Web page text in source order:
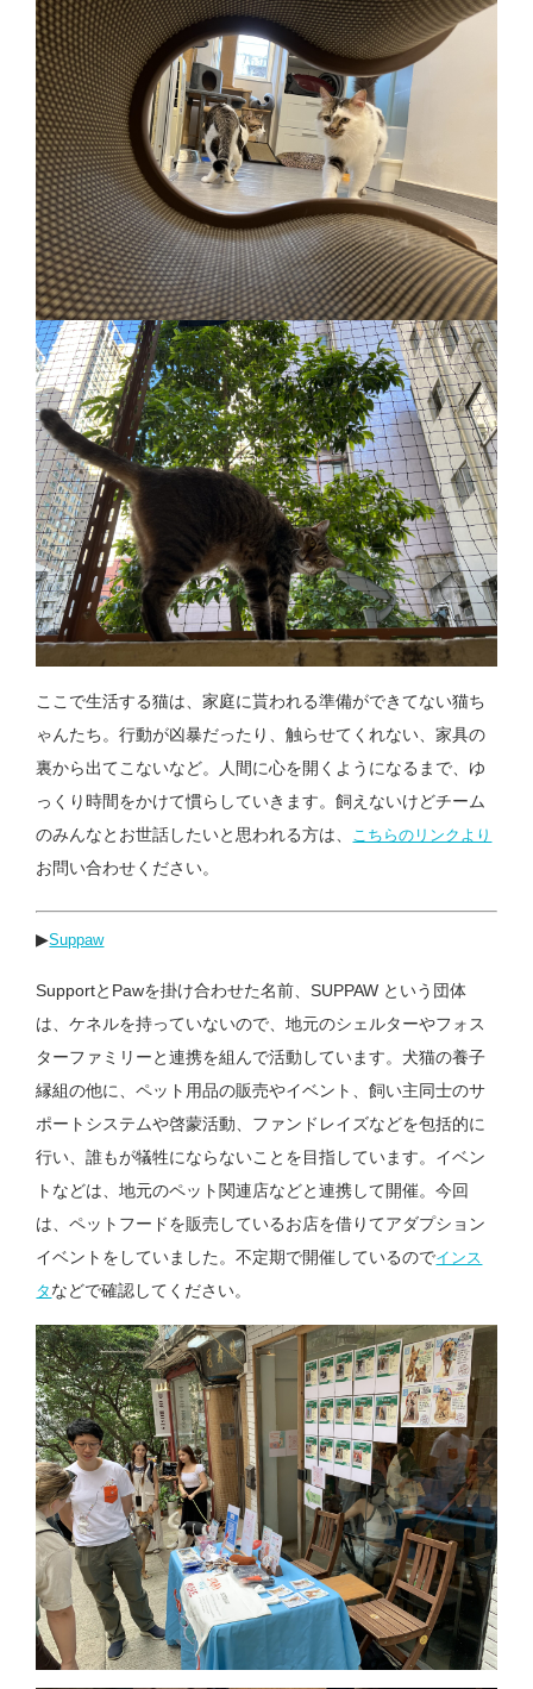
ここで生活する猫は、家庭に貰われる準備ができてない猫ち
ゃんたち。行動が凶暴だったり、触らせてくれない、家具の
裏から出てこないなど。人間に心を開くようになるまで、ゆ
っくり時間をかけて慣らしていきます。飼えないけどチーム
のみんなとお世話したいと思われる方は、
こちらのリンクより
お問い合わせください。
▶︎Suppaw
SupportとPawを掛け合わせた名前、SUPPAW という団体
は、ケネルを持っていないので、地元のシェルターやフォス
ターファミリーと連携を組んで活動しています。犬猫の養子
縁組の他に、ペット用品の販売やイベント、飼い主同士のサ
ポートシステムや啓蒙活動、ファンドレイズなどを包括的に
行い、誰もが犠牲にならないことを目指しています。イベン
トなどは、地元のペット関連店などと連携して開催。今回
は、ペットフードを販売しているお店を借りてアダプション
イベントをしていました。不定期で開催しているのでインス
タ などで確認してください。